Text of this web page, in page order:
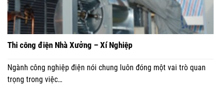
Thi công điện Nhà Xưởng – Xí Nghiệp
Ngành công nghiệp điện nói chung luôn đóng một vai trò quan
trọng trong việc…